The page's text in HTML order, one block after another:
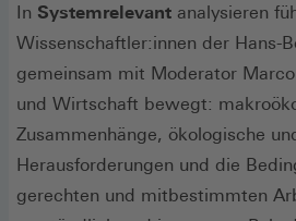
In Systemrelevant analysieren
Wissenschaftler:innen der Hans-
gemeinsam mit Moderator
und Wirtschaft bewegt:
Zusammenhänge, ökologische
Herausforderungen und die
gerechten und mitbestimmten